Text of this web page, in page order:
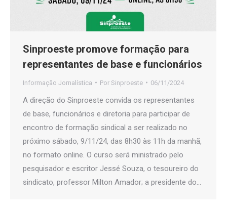
Sinproeste promove formação para
representantes de base e funcionários
Informação Jornalística Por Sinproeste 06/11/2024
A direção do Sinproeste convida os representantes
de base, funcionários e diretoria para participar de
encontro de formação sindical a ser realizado no
próximo sábado, 9/11/24, das 8h30 às 11h da manhã,
no formato online. O curso será ministrado pelo
pesquisador e escritor Jessé Souza, o tesoureiro do
sindicato, professor Milton Amador; a presidente do…